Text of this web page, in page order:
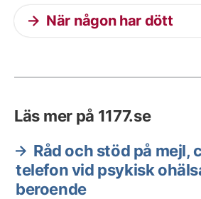
När någon har dött
Läs mer på 1177.se
Råd och stöd på mejl,
telefon vid psykisk
beroende